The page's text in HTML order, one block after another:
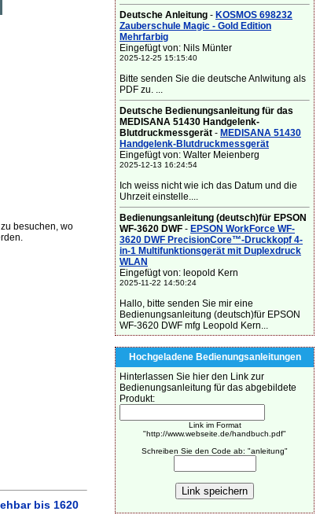
besuchen, wo
bis 1620
Deutsche Anleitung - KOSMOS 698232
Zauberschule Magic - Gold Edition
Mehrfarbig
Eingefügt von: Nils Münter
2025-12-25 15:15:40
Bitte senden Sie die deutsche Anlwitung als
PDF zu. ...
Deutsche Bedienungsanleitung für das
MEDISANA 51430 Handgelenk-
Blutdruckmessgerät - MEDISANA 51430
Handgelenk-Blutdruckmessgerät
Eingefügt von: Walter Meienberg
2025-12-13 16:24:54
Ich weiss nicht wie ich das Datum und die
Uhrzeit einstelle....
Bedienungsanleitung (deutsch)für EPSON
WF-3620 DWF - EPSON WorkForce WF-
3620 DWF PrecisionCore™-Druckkopf 4-
in-1 Multifunktionsgerät mit Duplexdruck
WLAN
Eingefügt von: leopold Kern
2025-11-22 14:50:24
Hallo, bitte senden Sie mir eine
Bedienungsanleitung (deutsch)für EPSON
WF-3620 DWF mfg Leopold Kern...
Hochgeladene Bedienungsanleitungen
Hinterlassen Sie hier den Link zur
Bedienungsanleitung für das abgebildete
Produkt:
Link im Format
"http://www.webseite.de/handbuch.pdf"
Schreiben Sie den Code ab: "anleitung"